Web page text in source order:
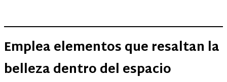
Emplea elementos que resaltan la
belleza dentro del espacio